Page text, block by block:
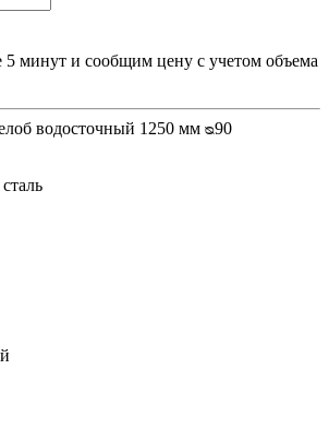
5 минут и сообщим цену с учетом объема
водосточный 1250 мм ᴓ90